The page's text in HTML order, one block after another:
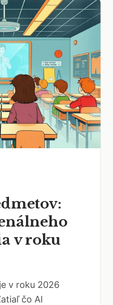
v roku
v roku 2026
čo AI